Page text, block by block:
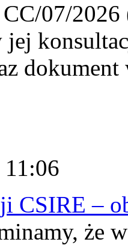
07/
jej
CSIRE –
że